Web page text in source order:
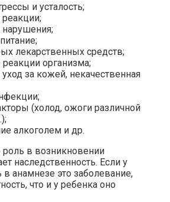
и усталость;
реакции;
лекарственных средств;
организма;
за кожей, некачественная
(холод, ожоги различной
алкоголем и др.
в возникновении
наследственность. Если у
в анамнезе это заболевание,
что и у ребенка оно